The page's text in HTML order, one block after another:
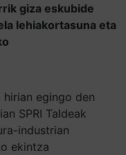
giza eskubide
lehiakortasuna eta
egingo den
SPRI Taldeak
industrian
ekintza